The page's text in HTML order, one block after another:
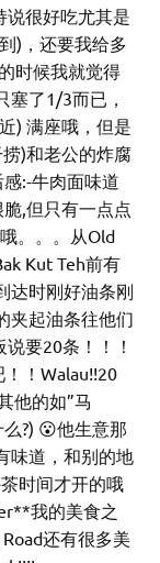
说很好吃尤其是
)，还要我给多
时候我就觉得
塞了1/3而已，
) 满座哦，但是
)和老公的炸腐
:-牛肉面味道
,但只有一点点
。。。从Old
Kut Teh前有
达时刚好油条刚
夹起油条往他们
要20条！！！
！Walau!!20
他的如”马
?) 😮他生意那
味道，和别的地
时间才开的哦
我的美食之
还有很多美